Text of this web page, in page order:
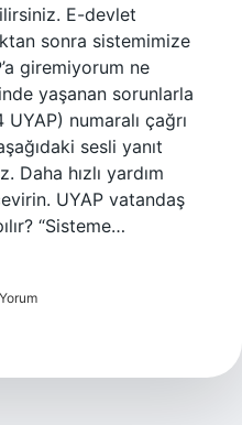
E-devlet
sonra sistemimize
giremiyorum ne
yaşanan sorunlarla
numaralı çağrı
sesli yanıt
Daha hızlı yardım
UYAP vatandaş
“Sisteme…